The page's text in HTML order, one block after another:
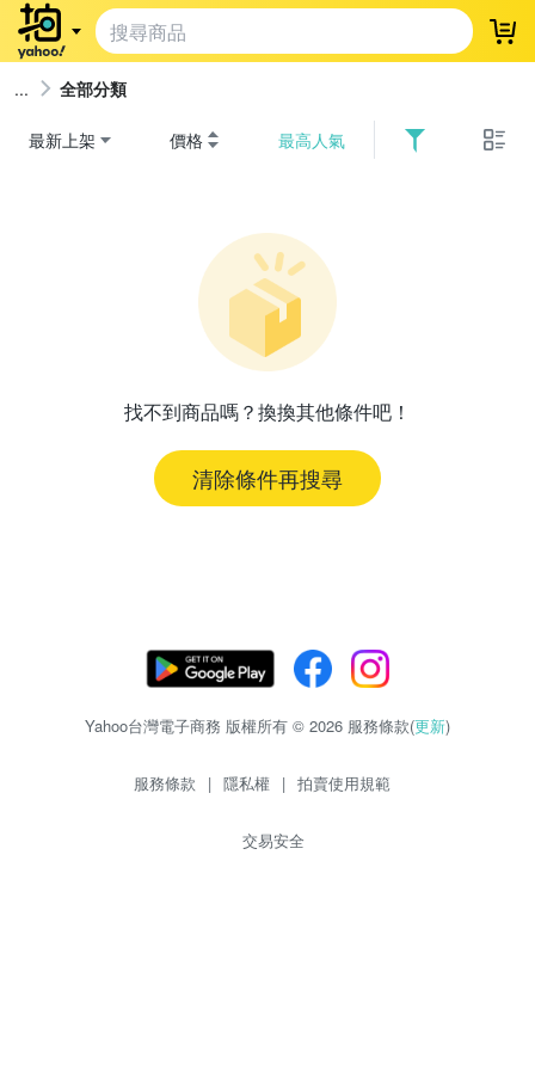
登
全部分類
最新上架 價格 最高人氣
找不到商品嗎？換換其他條件吧！
清除條件再搜尋
Yahoo台灣電子商務 版權所有 © 2026 服務條款(更新)
服務條款 | 隱私權 | 拍賣使用規範
交易安全